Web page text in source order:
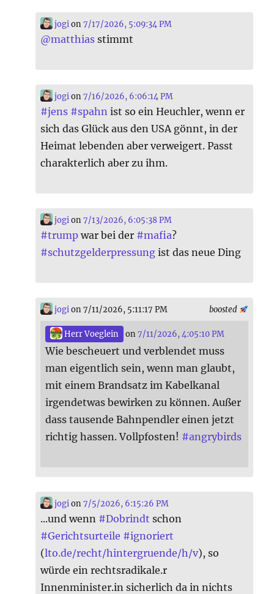
jogi on7/17/2026, 5:09:34 PM
@matthias stimmt
jogi on7/16/2026, 6:06:14 PM
#jens #spahn ist so ein Heuchler, wenn er
sich das Glück aus den USA gönnt, in der
Heimat lebenden aber verweigert. Passt
charakterlich aber zu ihm.
jogi on7/13/2026, 6:05:38 PM
#trump war bei der #mafia?
#schutzgelderpressung ist das neue Ding
boosted
jogi on 7/11/2026, 5:11:17 PM
Herr Voeglein on7/11/2026, 4:05:10 PM
Wie bescheuert und verblendet muss
man eigentlich sein, wenn man glaubt,
mit einem Brandsatz im Kabelkanal
irgendetwas bewirken zu können. Außer
dass tausende Bahnpendler einen jetzt
richtig hassen. Vollpfosten! #angrybirds
jogi on7/5/2026, 6:15:26 PM
...und wenn #Dobrindt schon
#Gerichtsurteile #ignoriert
(lto.de/recht/hintergruende/h/v), so
würde ein rechtsradikale.r
Innenminister.in sicherlich da in nichts